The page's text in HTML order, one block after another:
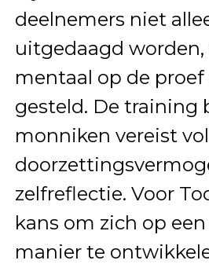
deelnemers niet
uitgedaagd worden,
mentaal op de
gesteld. De training
monniken vereist
zelfreflectie. Voor
kans om zich op
manier te